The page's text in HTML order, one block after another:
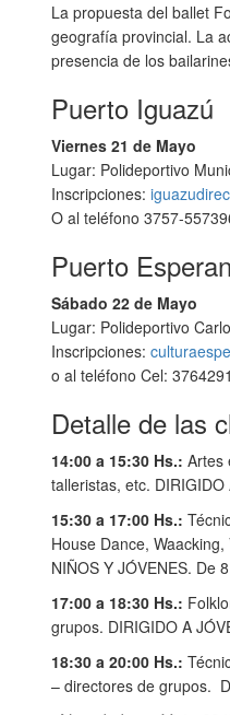
La propuesta del ballet
geografía provincial. La
presencia de los
Puerto Iguazú
Viernes 21 de Mayo
Lugar: Polideportivo
Inscripciones:
O al teléfono 3757-
Puerto
Sábado 22 de Mayo
Lugar: Polideportivo
Inscripciones:
o al teléfono Cel:
Detalle de las
14:00 a 15:30 Hs.: Artes
talleristas, etc. DIRIGIDO
15:30 a 17:00 Hs.:
House Dance,
NIÑOS Y JÓVENES. De
17:00 a 18:30 Hs.:
grupos. DIRIGIDO A
18:30 a 20:00 Hs.:
– directores de grupos.